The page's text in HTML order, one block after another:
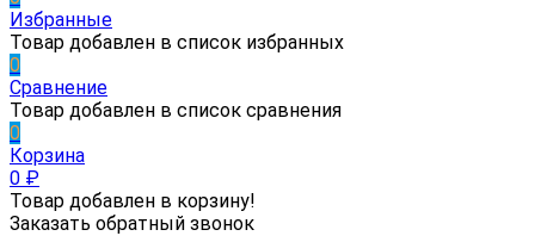
Избранные
Товар добавлен в список избранных
0
Сравнение
Товар добавлен в список сравнения
0
Корзина
0 ₽
Товар добавлен в корзину!
Заказать обратный звонок